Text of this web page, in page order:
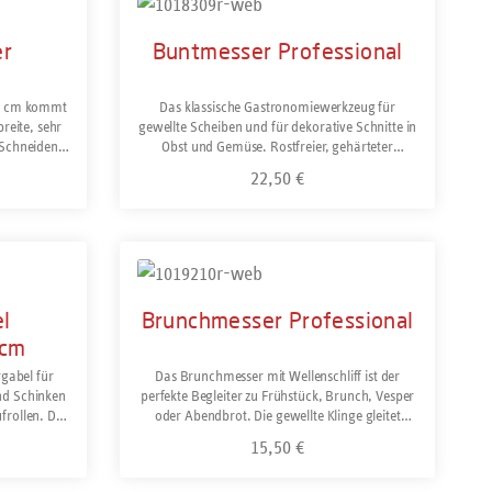
in
Gebrauch. Spülmaschinengeeignet. Hergestellt
die Schaltflächen um die Anzahl zu
cm kommt
sehr
verteilen.
den gewünschten Wert ein oder benutze die
Buntmesser Professional
Das klassische Gastronomiewerkzeug für
gewellte Scheiben und für dekorative Schnitte in
Obst und Gemüse. Rostfreier, gehärteter
Solingen/Deutschland. Spülmaschinengeeignet.
Regulärer Preis:
22,50 €
Produkt Anzahl: Gib den
für
Schinken
Die
Brunchmesser Professional
Das Brunchmesser mit Wellenschliff ist der
perfekte Begleiter zu Frühstück, Brunch, Vesper
oder Abendbrot. Die gewellte Klinge gleitet
Tomaten, Käse und Hartwurst. Der breite
Regulärer Preis:
15,50 €